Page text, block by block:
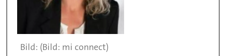
(Bild: mi connect)